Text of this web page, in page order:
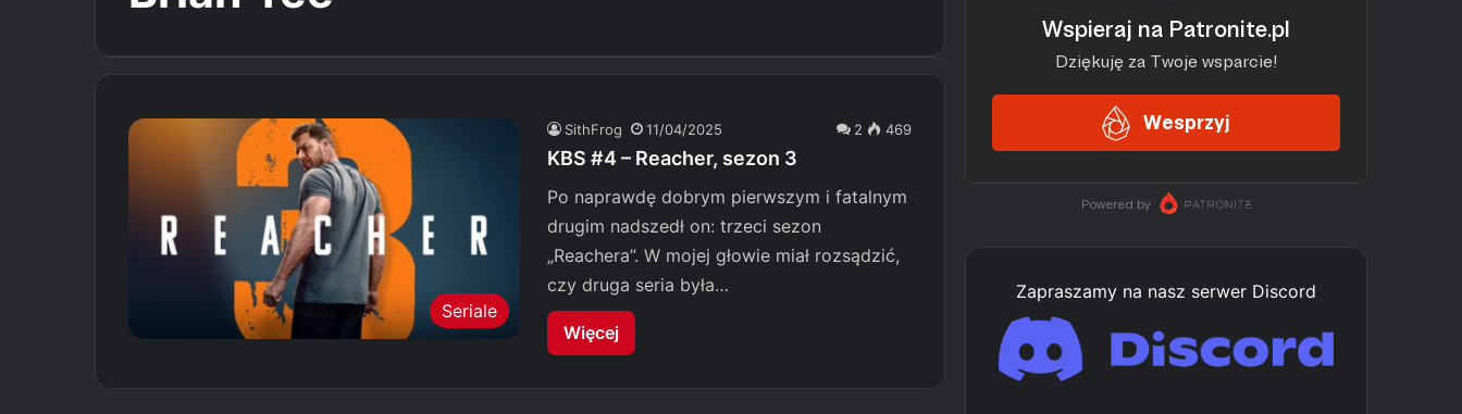
Seriale
SithFrog 11/04/2025 2 469
KBS #4 – Reacher, sezon 3
Po naprawdę dobrym pierwszym i fatalnym
drugim nadszedł on: trzeci sezon
„Reachera”. W mojej głowie miał rozsądzić,
czy druga seria była…
Więcej
Zapraszamy na nasz serwer Discord